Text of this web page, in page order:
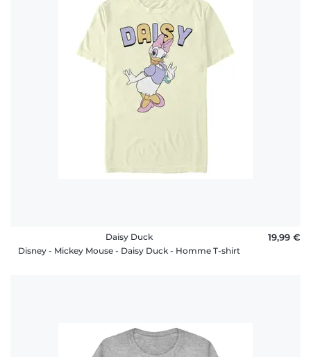
Daisy Duck
Disney - Mickey Mouse - Daisy Duck - Homme T-shirt
19,99 €